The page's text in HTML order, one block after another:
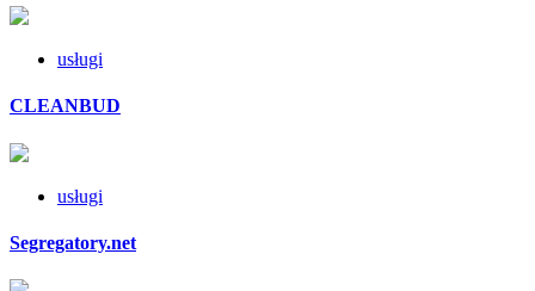
usługi
CLEANBUD
usługi
Segregatory.net